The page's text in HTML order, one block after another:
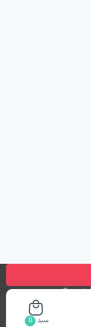
دیجی پارسه
سبد 0